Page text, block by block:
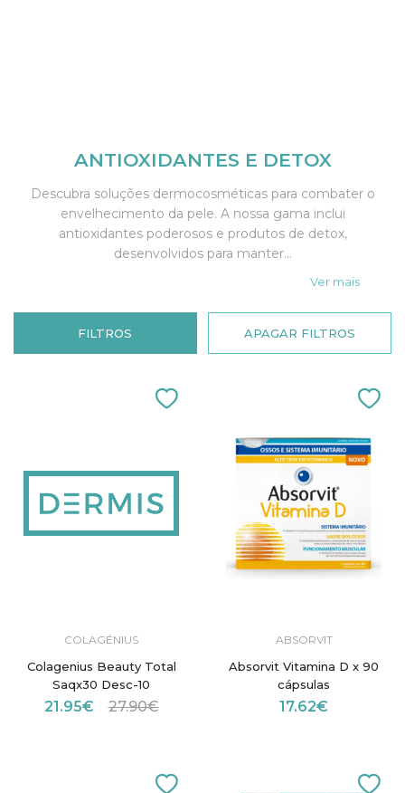
ANTIOXIDANTES E DETOX
Descubra soluções dermocosméticas para combater o
envelhecimento da pele. A nossa gama inclui
antioxidantes poderosos e produtos de detox,
desenvolvidos para manter...
Ver mais
FILTROS APAGAR FILTROS
COLAGÉNIUS
Colagenius Beauty Total
Saqx30 Desc-10
21.95€ 27.90€
ABSORVIT
Absorvit Vitamina D x 90
cápsulas
17.62€